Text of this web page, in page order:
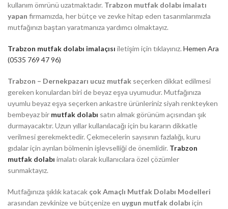
kullanım ömrünü uzatmaktadır. Trabzon mutfak dolabı imalatı
yapan firmamızda, her bütçe ve zevke hitap eden tasarımlarımızla
mutfağınızı baştan yaratmanıza yardımcı olmaktayız.
Trabzon mutfak dolabı imalaçısı iletişim için tıklayınız. Hemen Ara
(0535 769 47 96)
Trabzon – Dernekpazarı ucuz mutfak seçerken dikkat edilmesi
gereken konulardan biri de beyaz eşya uyumudur. Mutfağınıza
uyumlu beyaz eşya seçerken ankastre ürünleriniz siyah renkteyken
bembeyaz bir mutfak dolabı satın almak görünüm açısından şık
durmayacaktır. Uzun yıllar kullanılacağı için bu kararın dikkatle
verilmesi gerekmektedir. Çekmecelerin sayısının fazlalığı, kuru
gıdalar için ayrılan bölmenin işlevselliği de önemlidir. Trabzon
mutfak dolabı imalatı olarak kullanıcılara özel çözümler
sunmaktayız.
Mutfağınıza şıklık katacak çok Amaçlı Mutfak Dolabı Modelleri
arasından zevkinize ve bütçenize en uygun mutfak dolabı için